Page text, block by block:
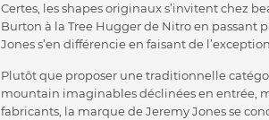
Certes, les shapes originaux s’invitent chez
Burton à la Tree Hugger de Nitro en passant
Jones s’en différencie en faisant de
Plutôt que proposer une traditionnelle
mountain imaginables déclinées en entrée,
fabricants, la marque de Jeremy Jones se